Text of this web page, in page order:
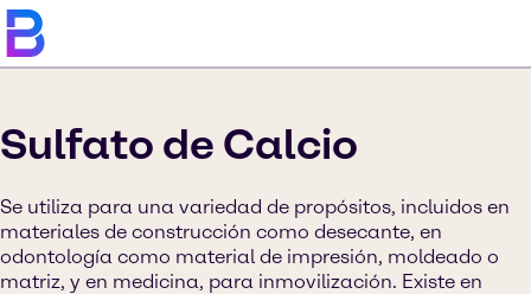
Sulfato de Calcio
Se utiliza para una variedad de propósitos, incluidos en
materiales de construcción como desecante, en
odontología como material de impresión, moldeado o
matriz, y en medicina, para inmovilización. Existe en